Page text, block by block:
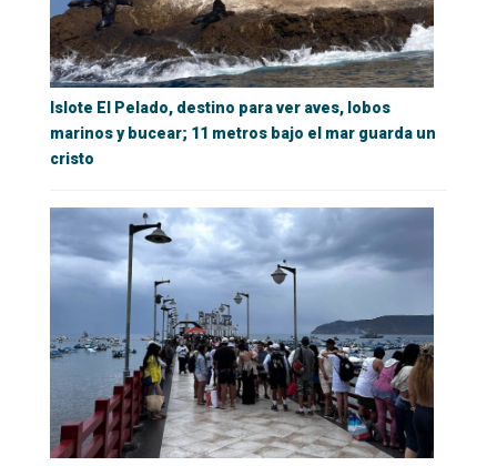
Islote El Pelado, destino para ver aves, lobos
marinos y bucear; 11 metros bajo el mar guarda un
cristo